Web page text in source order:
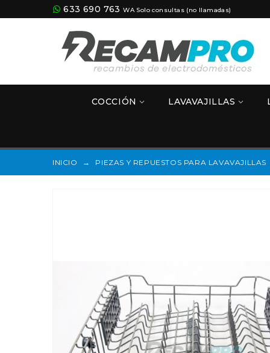
633 690 763 WA Solo consultas (no llamadas)
COCCIÓN LAVAVAJILLAS
INICIO → PIEZAS Y REPUESTOS PARA LAVAVAJILLAS